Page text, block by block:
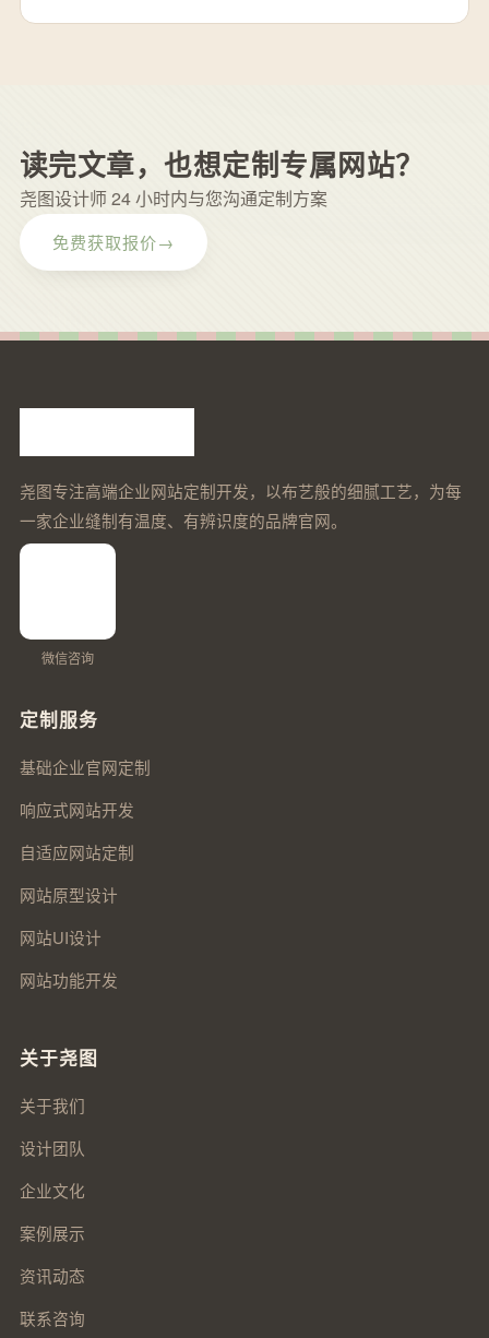
读完文章，也想定制专属网站？
尧图设计师 24 小时内与您沟通定制方案
免费获取报价→
尧图专注高端企业网站定制开发，以布艺般的细腻工艺，为每
一家企业缝制有温度、有辨识度的品牌官网。
微信咨询
定制服务
基础企业官网定制
响应式网站开发
自适应网站定制
网站原型设计
网站UI设计
网站功能开发
关于尧图
关于我们
设计团队
企业文化
案例展示
资讯动态
联系咨询